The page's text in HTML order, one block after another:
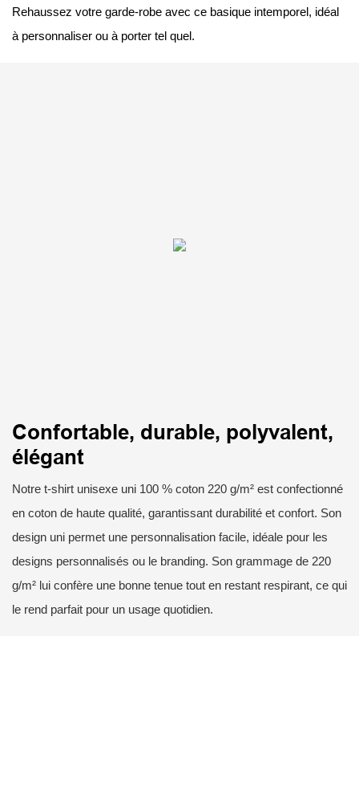
Rehaussez votre garde-robe avec ce basique intemporel, idéal
à personnaliser ou à porter tel quel.
Confortable, durable, polyvalent,
élégant
Notre t-shirt unisexe uni 100 % coton 220 g/m² est confectionné
en coton de haute qualité, garantissant durabilité et confort. Son
design uni permet une personnalisation facile, idéale pour les
designs personnalisés ou le branding. Son grammage de 220
g/m² lui confère une bonne tenue tout en restant respirant, ce qui
le rend parfait pour un usage quotidien.